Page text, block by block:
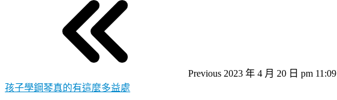
Previous 2023 年 4 月 20 日 pm 11:09
孩子學鋼琴真的有這麼多益處